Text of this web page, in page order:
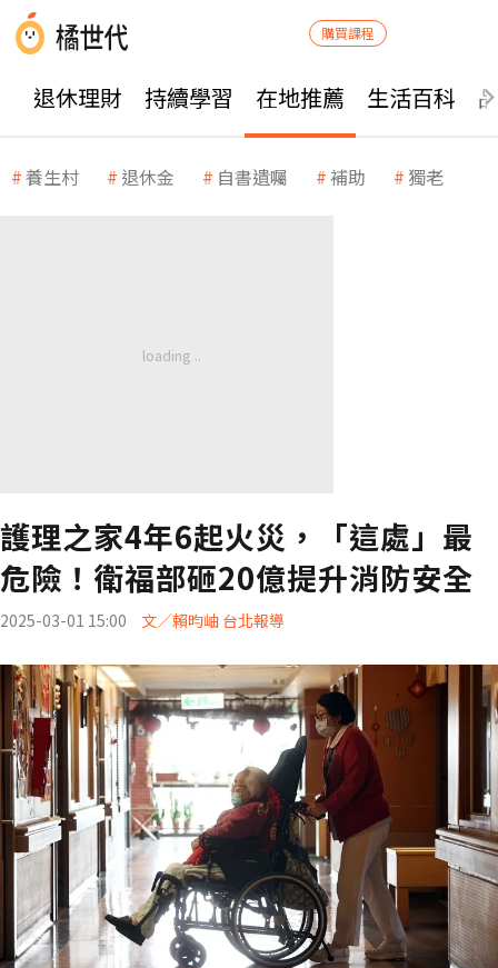
購買課程
退休理財 持續學習 在地推薦 生活百科
養生村 退休金 自書遺囑 補助 獨老
護理之家4年6起火災，「這處」最
危險！衛福部砸20億提升消防安全
2025-03-01 15:00 文／賴昀岫 台北報導